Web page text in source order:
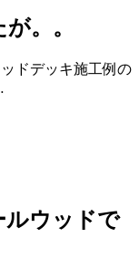
。。
デッキ施工例の
ルウッドで